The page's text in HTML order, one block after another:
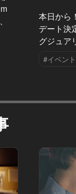
本日から
デート決
グジュア
#イベント